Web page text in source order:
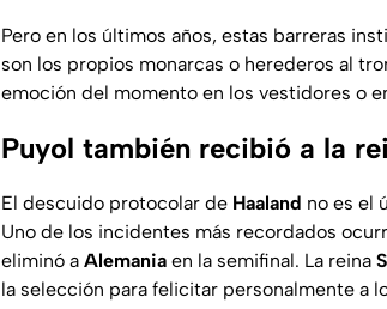
Pero en los últimos años, estas barreras
son los propios monarcas o herederos al
emoción del momento en los vestidores o
Puyol también recibió a la
El descuido protocolar de Haaland no es el
Uno de los incidentes más recordados
eliminó a Alemania en la semifinal. La reina
la selección para felicitar personalmente a